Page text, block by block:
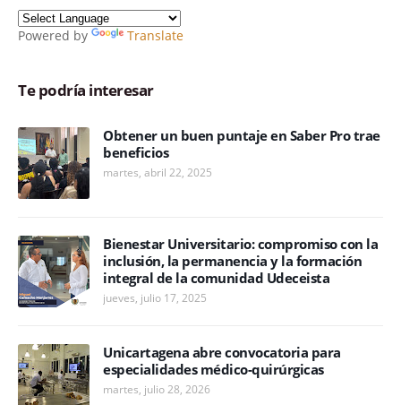
Powered by Translate
Te podría interesar
Obtener un buen puntaje en Saber Pro trae
beneficios
martes, abril 22, 2025
Bienestar Universitario: compromiso con la
inclusión, la permanencia y la formación
integral de la comunidad Udeceista
jueves, julio 17, 2025
Unicartagena abre convocatoria para
especialidades médico-quirúrgicas
martes, julio 28, 2026